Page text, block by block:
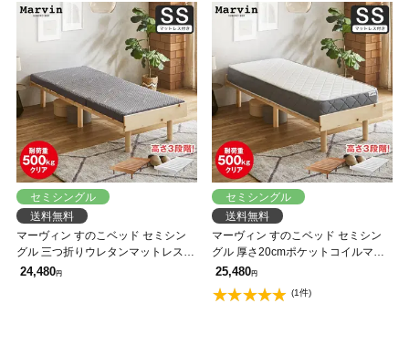
セミシングル
送料無料
マーヴィン すのこベッド セミシン
グル 三つ折りウレタンマットレスセ
ット 木製 頑丈 耐荷重500kg ヘッド
24,480円
セミシングル
送料無料
マーヴィン すのこベッド セミシン
グル 厚さ20cmポケットコイルマッ
トレスセット 木製 頑丈 耐荷重
500kg ヘッドレス 高さ3段階
25,480円
(1件)